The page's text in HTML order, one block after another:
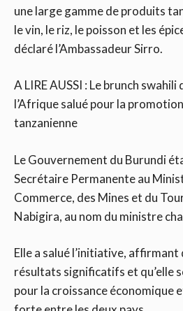
une large gamme de produits
le vin, le riz, le poisson et les
déclaré l’Ambassadeur Sirro.
A LIRE AUSSI : Le brunch swahili
l’Afrique salué pour la
tanzanienne
Le Gouvernement du Burundi
Secrétaire Permanente au
Commerce, des Mines et du
Nabigira, au nom du ministre
Elle a salué l’initiative, affirmant
résultats significatifs et qu’elle
pour la croissance économique